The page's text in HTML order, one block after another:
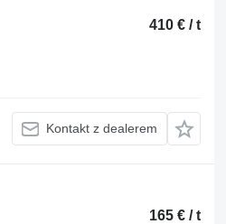
410 € / t
Kontakt z dealerem
165 € / t